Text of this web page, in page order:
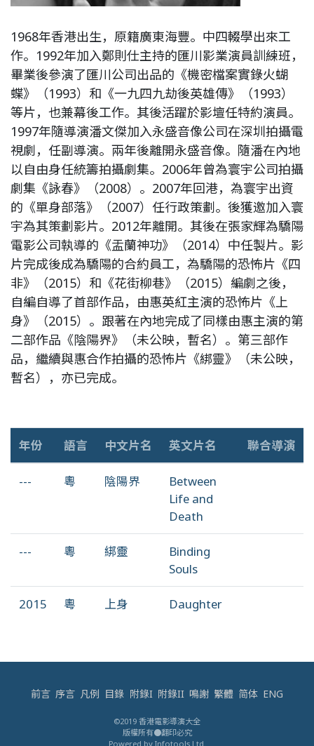
1968年香港出生，原籍廣東海豐。中四輟學出來工
作。1992年加入鄭則仕主持的匯川影業演員訓練班，
畢業後參演了匯川公司出品的《機密檔案實錄火蝴
蝶》（1993）和《一九四九劫後英雄傳》（1993）
等片，也兼幕後工作。其後活躍於影壇任特約演員。
1997年隨導演潘文傑加入永盛音像公司在深圳拍攝電
視劇，任副導演。兩年後離開永盛音像。隨潘在內地
以自由身任統籌拍攝劇集。2006年曾為寰宇公司拍攝
劇集《詠春》（2008）。2007年回港，為寰宇出資
的《單身部落》（2007）任行政策劃。後獲邀加入寰
宇為其策劃影片。2012年離開。其後在張家輝為驕陽
電影公司執導的《盂蘭神功》（2014）中任製片。影
片完成後成為驕陽的合約員工，為驕陽的恐怖片《四
非》（2015）和《花街柳巷》（2015）編劇之後，
自編自導了首部作品，由惠英紅主演的恐怖片《上
身》（2015）。跟著在內地完成了同樣由惠主演的第
二部作品《陰陽界》（未公映，暫名）。第三部作
品，繼續與惠合作拍攝的恐怖片《綁靈》（未公映，
暫名），亦已完成。
年份 語言 中文片名 英文片名 聯合導演
--- 粵 陰陽界
Between
Life and
Death
--- 粵 綁靈
Binding
Souls
2015 粵 上身 Daughter
前言 序言 凡例 目錄 附錄I 附錄II 鳴謝 繁體 简体 ENG
©2019 香港電影導演大全
版權所有●翻印必究
Powered by Infotools Ltd.